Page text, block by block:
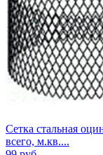
Сетка стальная
всего, м.кв....